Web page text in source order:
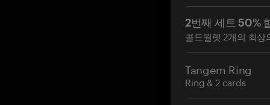
2번째 세트 50%
콜드월렛 2개의 최상
Tangem Ring
Ring & 2 cards